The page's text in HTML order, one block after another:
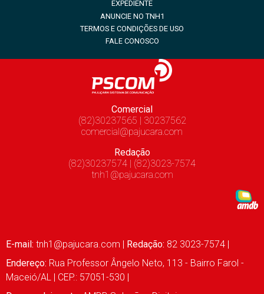
EXPEDIENTE
ANUNCIE NO TNH1
TERMOS E CONDIÇÕES DE USO
FALE CONOSCO
Comercial
(82)30237565 | 30237562
comercial@pajucara.com
Redação
(82)30237574 | (82)3023-7574
tnh1@pajucara.com
E-mail: tnh1@pajucara.com | Redação: 82 3023-7574 |
Endereço: Rua Professor Ângelo Neto, 113 - Bairro Farol -
Maceió/AL | CEP.: 57051-530 |